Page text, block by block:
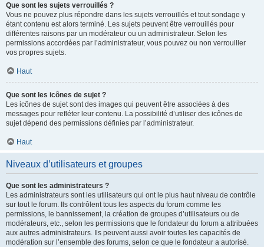
Que sont les sujets verrouillés ?
Vous ne pouvez plus répondre dans les sujets verrouillés et tout sondage y
étant contenu est alors terminé. Les sujets peuvent être verrouillés pour
différentes raisons par un modérateur ou un administrateur. Selon les
permissions accordées par l’administrateur, vous pouvez ou non verrouiller
vos propres sujets.
Haut
Que sont les icônes de sujet ?
Les icônes de sujet sont des images qui peuvent être associées à des
messages pour refléter leur contenu. La possibilité d’utiliser des icônes de
sujet dépend des permissions définies par l’administrateur.
Haut
Niveaux d’utilisateurs et groupes
Que sont les administrateurs ?
Les administrateurs sont les utilisateurs qui ont le plus haut niveau de contrôle
sur tout le forum. Ils contrôlent tous les aspects du forum comme les
permissions, le bannissement, la création de groupes d’utilisateurs ou de
modérateurs, etc., selon les permissions que le fondateur du forum a attribuées
aux autres administrateurs. Ils peuvent aussi avoir toutes les capacités de
modération sur l’ensemble des forums, selon ce que le fondateur a autorisé.